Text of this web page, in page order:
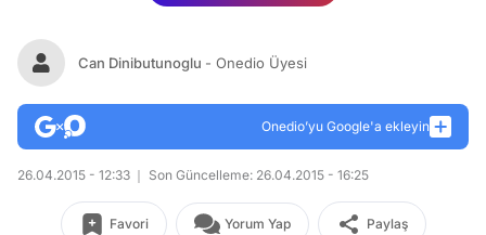
Can Dinibutunoglu - Onedio Üyesi
Onedio’yu Google'a ekleyin
26.04.2015 - 12:33 Son Güncelleme: 26.04.2015 - 16:25
Favori Yorum Yap Paylaş